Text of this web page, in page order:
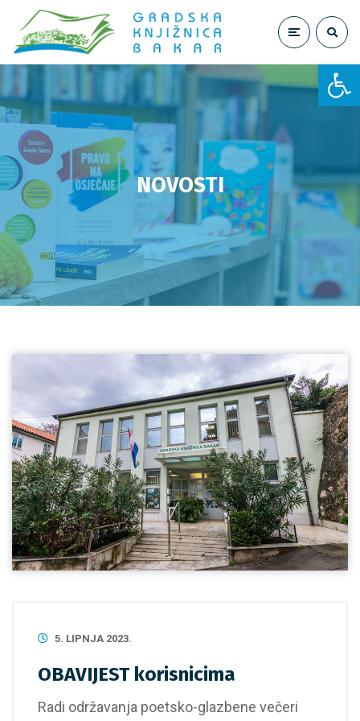
Open toolbar
NOVOSTI
5. LIPNJA 2023.
OBAVIJEST korisnicima
Radi održavanja poetsko-glazbene večeri